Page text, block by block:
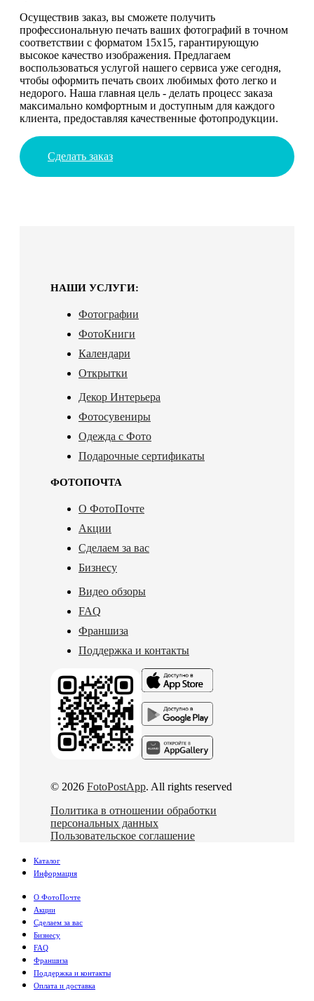
Осуществив заказ, вы сможете получить
профессиональную печать ваших фотографий в точном
соответствии с форматом 15х15, гарантирующую
высокое качество изображения. Предлагаем
воспользоваться услугой нашего сервиса уже сегодня,
чтобы оформить печать своих любимых фото легко и
недорого. Наша главная цель - делать процесс заказа
максимально комфортным и доступным для каждого
клиента, предоставляя качественные фотопродукции.
Сделать заказ
НАШИ УСЛУГИ:
Фотографии
ФотоКниги
Календари
Открытки
Декор Интерьера
Фотосувениры
Одежда с Фото
Подарочные сертификаты
ФОТОПОЧТА
О ФотоПочте
Акции
Сделаем за вас
Бизнесу
Видео обзоры
FAQ
Франшиза
Поддержка и контакты
© 2026 FotoPostApp. All rights reserved
Политика в отношении обработки
персональных данных
Пользовательское соглашение
Каталог
Информация
О ФотоПочте
Акции
Сделаем за вас
Бизнесу
FAQ
Франшиза
Поддержка и контакты
Оплата и доставка